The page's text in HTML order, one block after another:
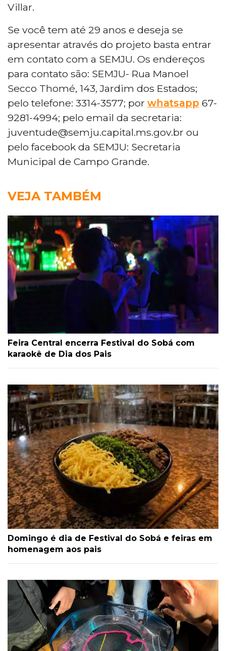
Villar.
Se você tem até 29 anos e deseja se
apresentar através do projeto basta entrar
em contato com a SEMJU. Os endereços
para contato são: SEMJU- Rua Manoel
Secco Thomé, 143, Jardim dos Estados;
pelo telefone: 3314-3577; por whatsapp 67-
9281-4994; pelo email da secretaria:
juventude@semju.capital.ms.gov.br ou
pelo facebook da SEMJU: Secretaria
Municipal de Campo Grande.
VEJA TAMBÉM
Feira Central encerra Festival do Sobá com
karaokê de Dia dos Pais
Domingo é dia de Festival do Sobá e feiras em
homenagem aos pais